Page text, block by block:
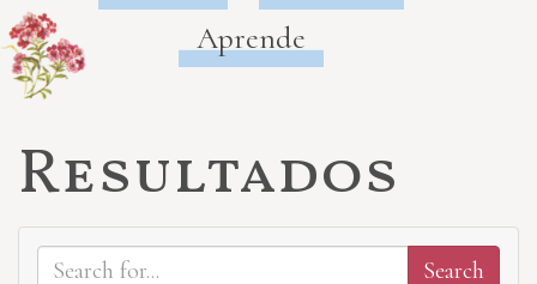
Aprende
Resultados